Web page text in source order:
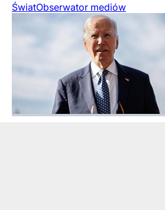
ŚwiatObserwator mediów